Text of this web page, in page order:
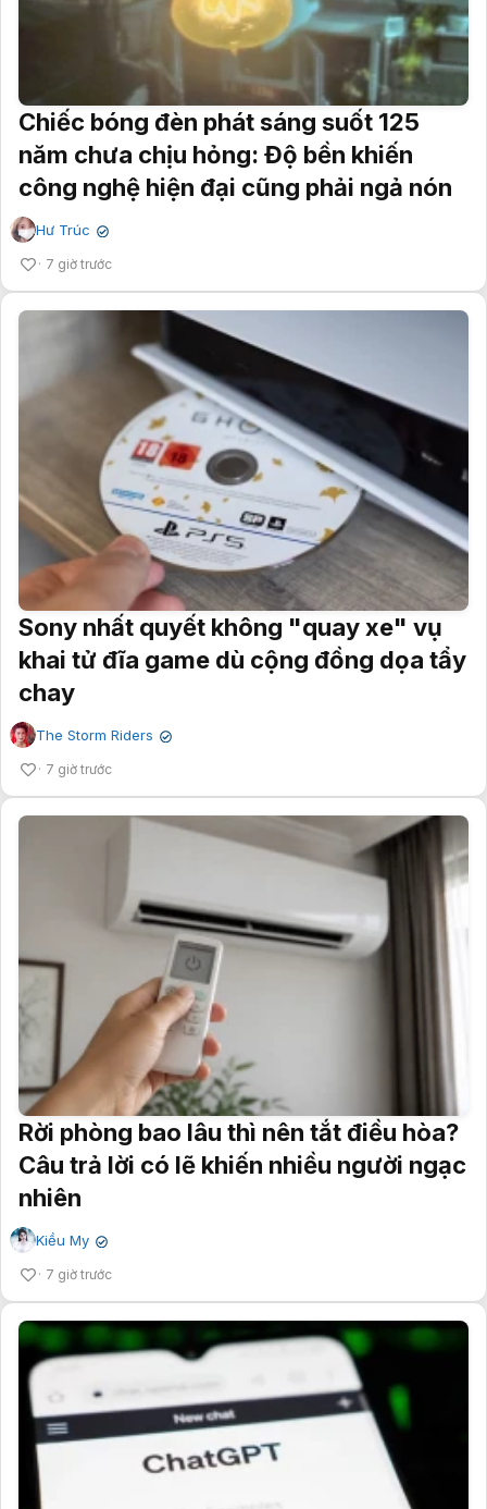
Chiếc bóng đèn phát sáng suốt 125
năm chưa chịu hỏng: Độ bền khiến
công nghệ hiện đại cũng phải ngả nón
Hư Trúc ✔
7 giờ trước
Sony nhất quyết không "quay xe" vụ
khai tử đĩa game dù cộng đồng dọa tẩy
chay
The Storm Riders ✔
7 giờ trước
Rời phòng bao lâu thì nên tắt điều hòa?
Câu trả lời có lẽ khiến nhiều người ngạc
nhiên
Kiều My ✔
7 giờ trước